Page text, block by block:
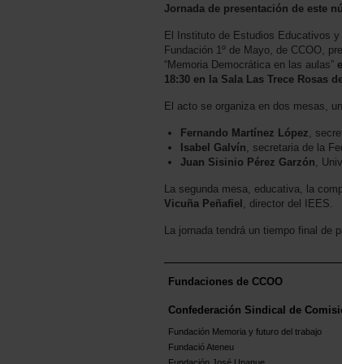
Jornada de presentación de este
El Instituto de Estudios Educativos
Fundación 1º de Mayo, de CCOO,
“Memoria Democrática en las aulas”
18:30 en la Sala Las Trece Rosas
El acto se organiza en dos mesas,
Fernando Martínez López,
Isabel Galvín, secretaria de la
Juan Sisinio Pérez Garzón,
La segunda mesa, educativa, la
Vicuña Peñafiel , director del IEES.
La jornada tendrá un tiempo final de
Fundaciones de CCOO
Confederación Sindical de
Fundación Memoria y futuro del trabajo
Fundació Ateneu